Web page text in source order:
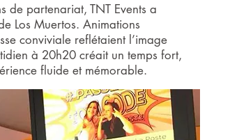
de partenariat, TNT Events a
Los Muertos. Animations
conviviale reflétaient l’image
à 20h20 créait un temps fort,
fluide et mémorable.